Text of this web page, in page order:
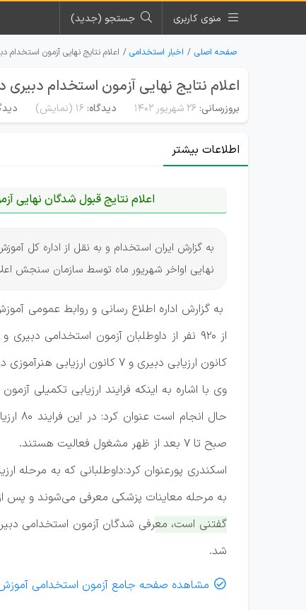
منوی کاربری جستجو (جدید)
صفحه اصلی اخبار استخدامی اعلام نتایج نهایی آزمون استخدام
اعلام نتایج نهایی آزمون استخدام دبیری
بروزرسانی: ۲۶ شهریور ۱۴۰۲ دیدگاه: 16 (نمایش)
اطلاعات بیشتر
اعلام نتایج قبول شدگان نهایی
به گزارش ایران استخدام و به نقل از اداره کل
نهایی اواخر شهریور ماه توسط سازمان سنجش
به گزارش اداره اطلاع رسانی و روابط عمومی
کانون ارزیابی دبیری و ۷ کانون ارزیابی هنرآموزی در حال برگزاری است.
صبح تا ۷ بعد از ظهر مشغول فعالیت هستند.
اسکندری پورعنوان کرد:داوطلبانی که به مرحله
به مرحله معاینات پزشکی معرفی می‌شوند و پس
گفتنی است، معرفی شدگان آزمون استخدامی
شد.
 مشاهده صفحه جامع آزمون استخدامی